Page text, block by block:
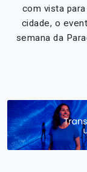
com vista
cidade, o
semana da